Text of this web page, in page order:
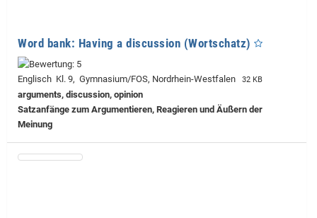
Word bank: Having a discussion (Wortschatz)
Englisch Kl. 9, Gymnasium/FOS, Nordrhein-Westfalen 32 KB
arguments, discussion, opinion
Satzanfänge zum Argumentieren, Reagieren und Äußern der
Meinung